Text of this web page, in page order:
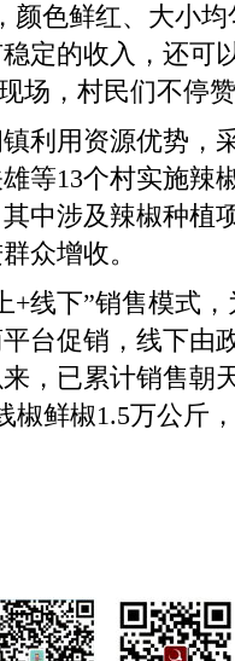
色鲜红、大小均
定的收入，还可
场，村民们不停
用资源优势，
等13个村实施辣
中涉及辣椒种植
众增收。
下”销售模式，
台促销，线下由
，已累计销售朝
椒鲜椒1.5万公斤